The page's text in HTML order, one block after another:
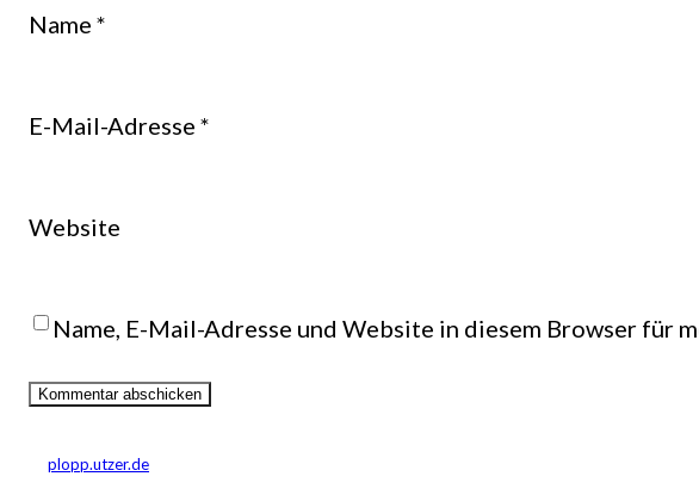
Name *
E-Mail-Adresse *
Website
Name, E-Mail-Adresse und Website in diesem Browser für
plopp.utzer.de